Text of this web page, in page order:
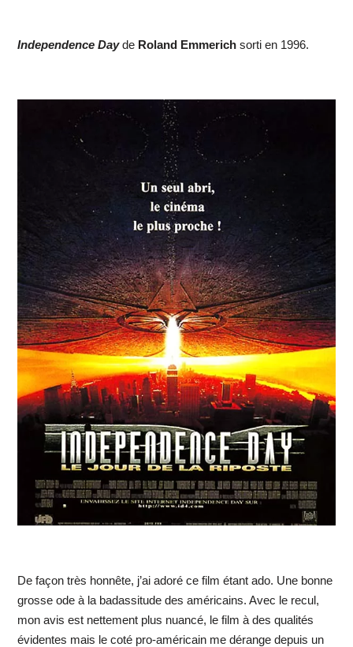
Independence Dayde Roland Emmerichsorti en 1996.
De façon très honnête, j’ai adoré ce film étant ado. Une bonne
grosse ode à la badassitude des américains. Avec le recul,
mon avis est nettement plus nuancé, le film à des qualités
évidentes mais le coté pro-américain me dérange depuis un